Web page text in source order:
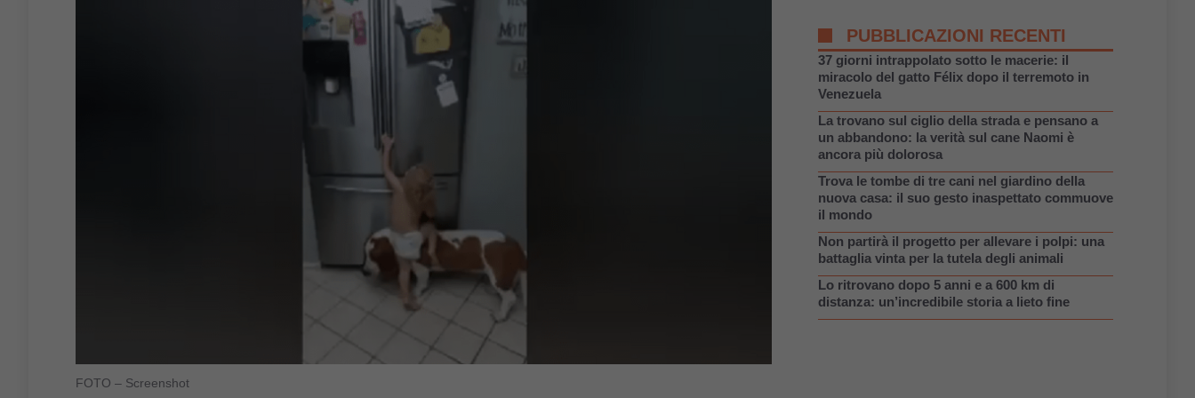
FOTO – Screenshot
PUBBLICAZIONI RECENTI
37 giorni intrappolato sotto le macerie: il
miracolo del gatto Félix dopo il terremoto in
Venezuela
La trovano sul ciglio della strada e pensano a
un abbandono: la verità sul cane Naomi è
ancora più dolorosa
Trova le tombe di tre cani nel giardino della
nuova casa: il suo gesto inaspettato commuove
il mondo
Non partirà il progetto per allevare i polpi: una
battaglia vinta per la tutela degli animali
Lo ritrovano dopo 5 anni e a 600 km di
distanza: un’incredibile storia a lieto fine